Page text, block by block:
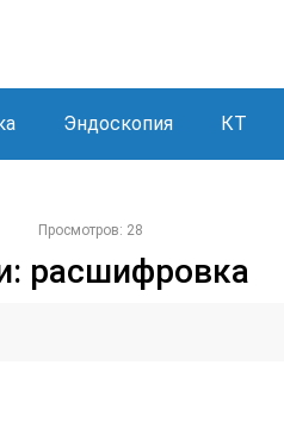
Эндоскопия КТ
Просмотров: 28
расшифровка